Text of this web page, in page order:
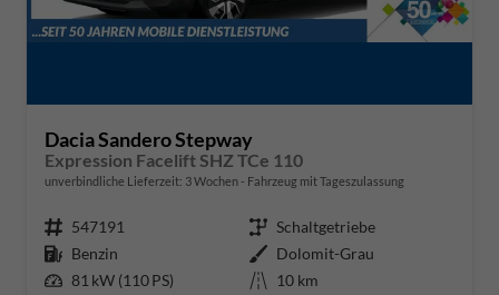
Dacia Sandero Stepway
Expression Facelift SHZ TCe 110
unverbindliche Lieferzeit: 3 Wochen Fahrzeug mit Tageszulassung
Fahrzeugnr. 547191 Getriebe Schaltgetriebe
Kraftstoff Benzin Außenfarbe Dolomit-Grau
Leistung 81 kW (110 PS) Kilometerstand 10 km